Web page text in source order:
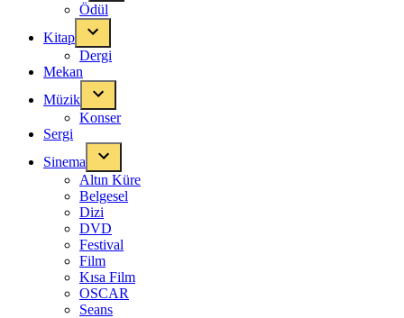
Ödül
Kitap
Dergi
Mekan
Müzik
Konser
Sergi
Sinema
Altın Küre
Belgesel
Dizi
DVD
Festival
Film
Kısa Film
OSCAR
Seans